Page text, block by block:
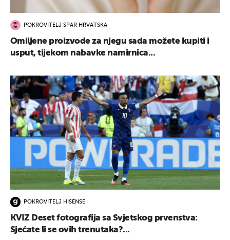
POKROVITELJ SPAR HRVATSKA
Omiljene proizvode za njegu sada možete kupiti i
usput, tijekom nabavke namirnica...
POKROVITELJ HISENSE
KVIZ Deset fotografija sa Svjetskog prvenstva:
Sjećate li se ovih trenutaka?...